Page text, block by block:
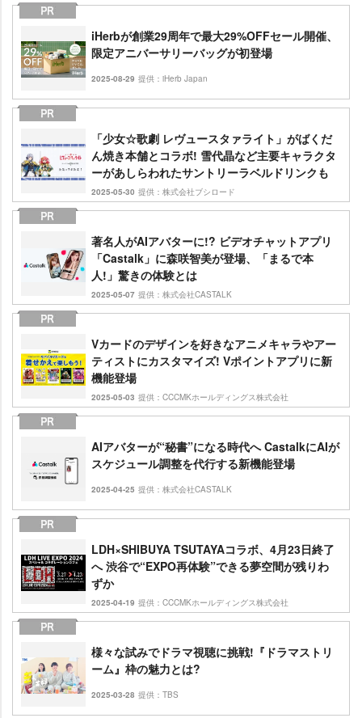
iHerbが創業29周年で最大29%OFFセール開催、
限定アニバーサリーバッグが初登場
2025-08-29 提供：iHerb Japan
「少女☆歌劇 レヴュースタァライト」がばくだ
ん焼き本舗とコラボ! 雪代晶など主要キャラクタ
ーがあしらわれたサントリーラベルドリンクも
2025-05-30 提供：株式会社ブシロード
著名人がAIアバターに!? ビデオチャットアプリ
「Castalk」に森咲智美が登場、「まるで本
人!」驚きの体験とは
2025-05-07 提供：株式会社CASTALK
Vカードのデザインを好きなアニメキャラやアー
ティストにカスタマイズ! Vポイントアプリに新
機能登場
2025-05-03 提供：CCCMKホールディングス株式会社
AIアバターが“秘書”になる時代へ CastalkにAIが
スケジュール調整を代行する新機能登場
2025-04-25 提供：株式会社CASTALK
LDH×SHIBUYA TSUTAYAコラボ、4月23日終了
へ 渋谷で“EXPO再体験”できる夢空間が残りわ
ずか
2025-04-19 提供：CCCMKホールディングス株式会社
様々な試みでドラマ視聴に挑戦!『ドラマストリ
ーム』枠の魅力とは?
2025-03-28 提供：TBS